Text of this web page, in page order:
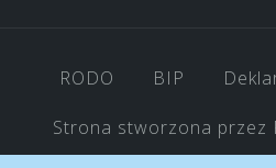
RODO BIP
Strona stworzona przez